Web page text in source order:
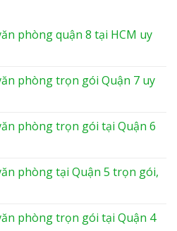
phòng quận 8 tại HCM uy
phòng trọn gói Quận 7 uy
phòng trọn gói tại Quận 6
phòng tại Quận 5 trọn gói,
phòng trọn gói tại Quận 4